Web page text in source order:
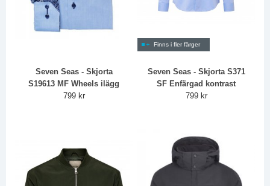
Seven Seas - Skjorta
S19613 MF Wheels ilägg
799 kr
Finns i fler färger
Seven Seas - Skjorta S371
SF Enfärgad kontrast
799 kr